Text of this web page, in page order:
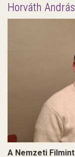
Horváth
A Nemzeti